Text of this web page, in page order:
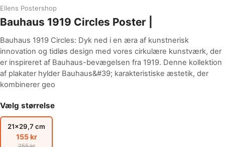
Ellens Postershop
Bauhaus 1919 Circles Poster |
Bauhaus 1919 Circles: Dyk ned i en æra af kunstnerisk
innovation og tidløs design med vores cirkulære kunstværk, der
er inspireret af Bauhaus-bevægelsen fra 1919. Denne kollektion
af plakater hylder Bauhaus&#39; karakteristiske æstetik, der
kombinerer geo
Vælg størrelse
21x29,7 cm
155 kr